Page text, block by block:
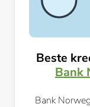
Beste
Bank
Bank